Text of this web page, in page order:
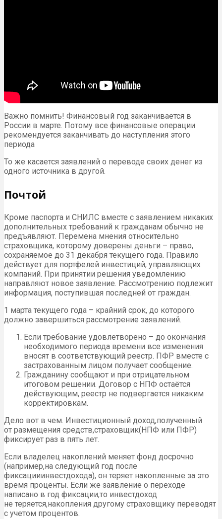
Важно помнить! Финансовый год заканчивается в
России в марте. Потому все финансовые операции
рекомендуется заканчивать до наступления этого
периода
То же касается заявлений о переводе своих денег из
одного источника в другой.
Почтой
Кроме паспорта и СНИЛС вместе с заявлением никаких
дополнительных требований к гражданам обычно не
предъявляют. Перемена мнения относительно
страховщика, которому доверены деньги – право,
сохраняемое до 31 декабря текущего года. Правило
действует для портфелей инвестиций, управляющих
компаний. При принятии решения уведомлению
направляют новое заявление. Рассмотрению подлежит
информация, поступившая последней от граждан.
1 марта текущего года – крайний срок, до которого
должно завершиться рассмотрение заявлений.
Если требование удовлетворено – до окончания
необходимого периода времени все изменения
вносят в соответствующий реестр. ПФР вместе с
застрахованным лицом получает сообщение.
Гражданину сообщают и при отрицательном
итоговом решении. Договор с НПФ остаётся
действующим, реестр не подвергается никаким
корректировкам.
Дело вот в чем. Инвестиционный доход,полученный
от размещения средств,страховщик(НПФ или ПФР)
фиксирует раз в пять лет.
Если владелец накоплений меняет фонд досрочно
(например,на следующий год после
фиксацииинвестдохода), он теряет накопленные за это
время проценты. Если же заявление о переходе
написано в год фиксации,то инвестдоход
не теряется,накопления другому страховщику переводят
с учетом процентов.